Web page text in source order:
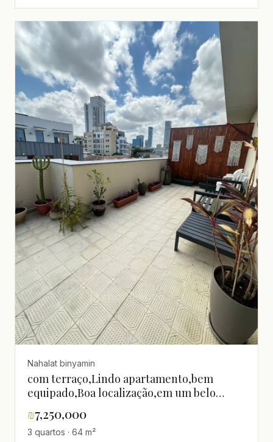
Nahalat binyamin
com terraço,Lindo apartamento,bem
equipado,Boa localização,em um belo
o mar
₪7,250,000
3 quartos · 64 m²